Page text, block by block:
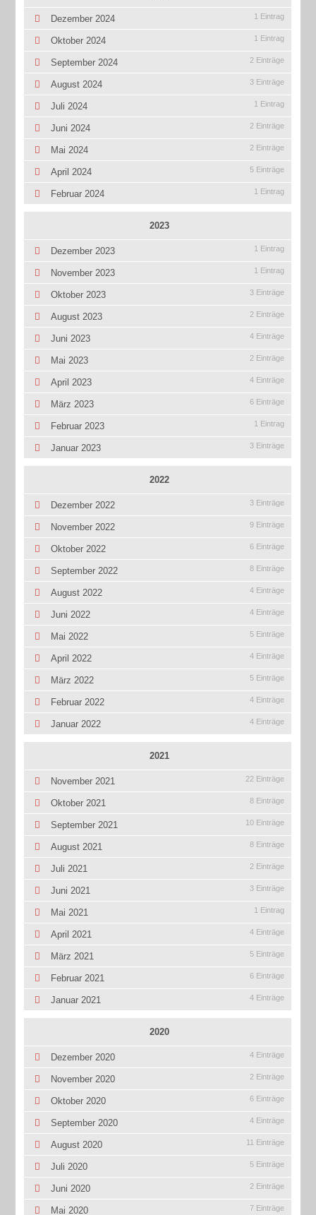
Dezember 2024 1 Eintrag
Oktober 2024 1 Eintrag
September 2024 2 Einträge
August 2024 3 Einträge
Juli 2024 1 Eintrag
Juni 2024 2 Einträge
Mai 2024 2 Einträge
April 2024 5 Einträge
Februar 2024 1 Eintrag
2023
Dezember 2023 1 Eintrag
November 2023 1 Eintrag
Oktober 2023 3 Einträge
August 2023 2 Einträge
Juni 2023 4 Einträge
Mai 2023 2 Einträge
April 2023 4 Einträge
März 2023 6 Einträge
Februar 2023 1 Eintrag
Januar 2023 3 Einträge
2022
Dezember 2022 3 Einträge
November 2022 9 Einträge
Oktober 2022 6 Einträge
September 2022 8 Einträge
August 2022 4 Einträge
Juni 2022 4 Einträge
Mai 2022 5 Einträge
April 2022 4 Einträge
März 2022 5 Einträge
Februar 2022 4 Einträge
Januar 2022 4 Einträge
2021
November 2021 22 Einträge
Oktober 2021 8 Einträge
September 2021 10 Einträge
August 2021 8 Einträge
Juli 2021 2 Einträge
Juni 2021 3 Einträge
Mai 2021 1 Eintrag
April 2021 4 Einträge
März 2021 5 Einträge
Februar 2021 6 Einträge
Januar 2021 4 Einträge
2020
Dezember 2020 4 Einträge
November 2020 2 Einträge
Oktober 2020 6 Einträge
September 2020 4 Einträge
August 2020 11 Einträge
Juli 2020 5 Einträge
Juni 2020 2 Einträge
Mai 2020 7 Einträge